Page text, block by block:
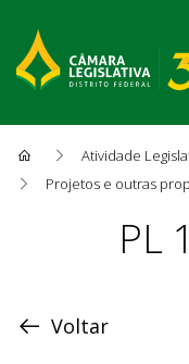
Atividade
Projetos e outras
Proposição
PL
Voltar